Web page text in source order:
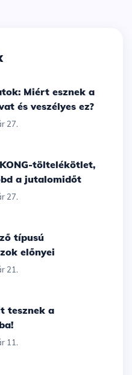
és veszélyes ez?
27.
a jutalomidőt
27.
előnyei
21.
11.